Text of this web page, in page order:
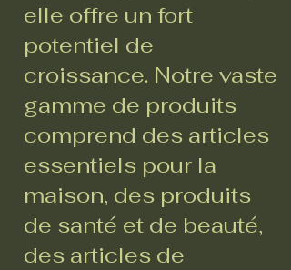
elle offre un fort
potentiel de
croissance. Notre vaste
gamme de produits
comprend des articles
essentiels pour la
maison, des produits
de santé et de beauté,
des articles de